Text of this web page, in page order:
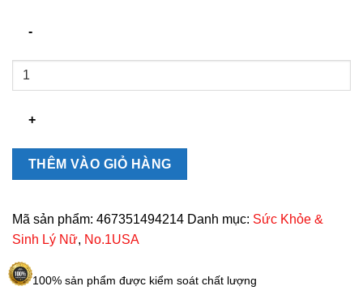
Viên
thiện
nữ
Women
Care
viên
THÊM VÀO GIỎ HÀNG
Mã sản phẩm: 467351494214 Danh mục: Sức Khỏe &
Sinh Lý Nữ, No.1USA
100% sản phẩm được kiểm soát chất lượng